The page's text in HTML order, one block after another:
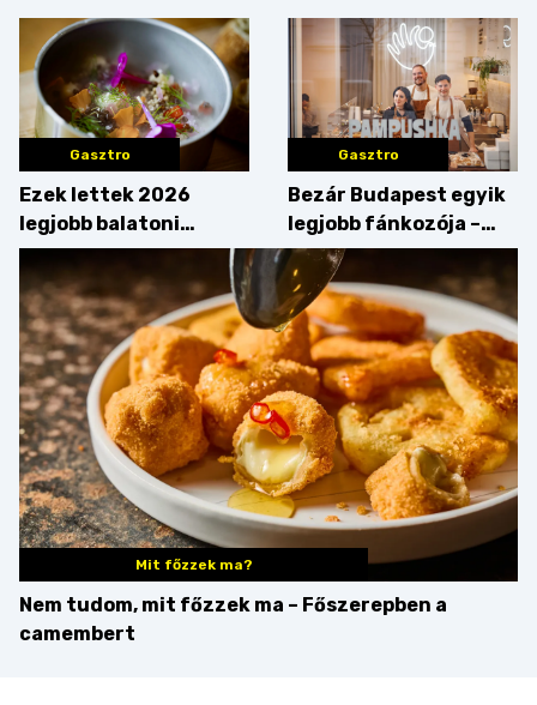
Gasztro
Ezek lettek 2026
legjobb balatoni
strandételei –
végigkóstoltuk a
győzteseket
Gasztro
Bezár Budapest egyik
legjobb fánkozója –
búcsúzik a Pampushka
Mit főzzek ma?
Nem tudom, mit főzzek ma – Főszerepben a
camembert